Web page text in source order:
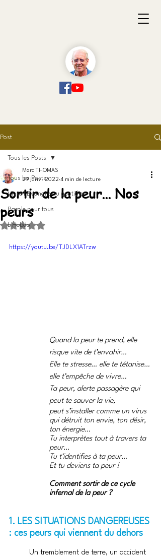
Post
Tous les Posts
Vivre l'Evangile au quotidien
Parole pour tous
L'Hebdo
Tous les Posts
Sortir de la peur... Nos
peurs
Marc THOMAS
29 janv. 2022 4 min de lecture
Noté NaN étoiles sur 5.
https://youtu.be/TJDLX1ATrzw
Quand la peur te prend, elle
risque vite de t’envahir…
Elle te stresse… elle te tétanise…
elle t’empêche de vivre…
Ta peur, alerte passagère qui
peut te sauver la vie,
peut s’installer comme un virus
qui détruit ton envie, ton désir,
ton énergie…
Tu interprètes tout à travers ta
peur…
Tu t’identifies à ta peur…
Et tu deviens ta peur !
Comment sortir de ce cycle
infernal de la peur ?
1. LES SITUATIONS DANGEREUSES
: ces peurs qui viennent du dehors
Un tremblement de terre, un accident